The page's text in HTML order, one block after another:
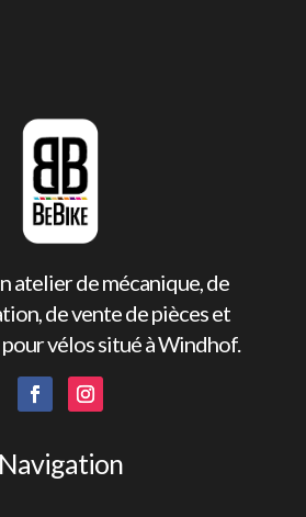
atelier de mécanique, de
de vente de pièces et
vélos situé à Windhof.
Navigation